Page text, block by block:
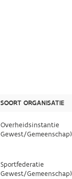
SOORT ORGANISATIE
Overheidsinstantie
Gewest/Gemeenschap)
Sportfederatie
Gewest/Gemeenschap)